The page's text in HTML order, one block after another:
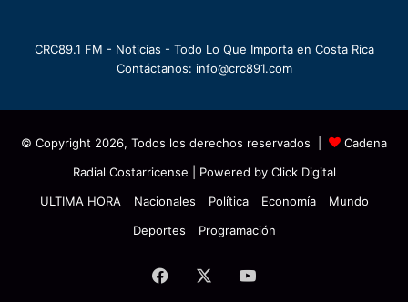
CRC89.1 FM - Noticias - Todo Lo Que Importa en Costa Rica
Contáctanos: info@crc891.com
© Copyright 2026, Todos los derechos reservados |
Cadena
Radial Costarricense | Powered by Click Digital
ULTIMA HORA
Nacionales Política Economía
Mundo
Deportes
Programación
Facebook